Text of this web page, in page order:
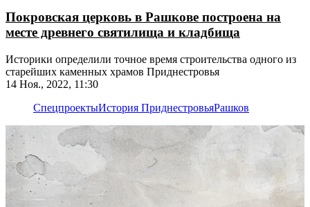
Покровская церковь в Рашкове построена на
месте древнего святилища и кладбища
Историки определили точное время строительства одного из
старейших каменных храмов Приднестровья
14 Ноя., 2022, 11:30
СпецпроектыИстория ПриднестровьяРашков